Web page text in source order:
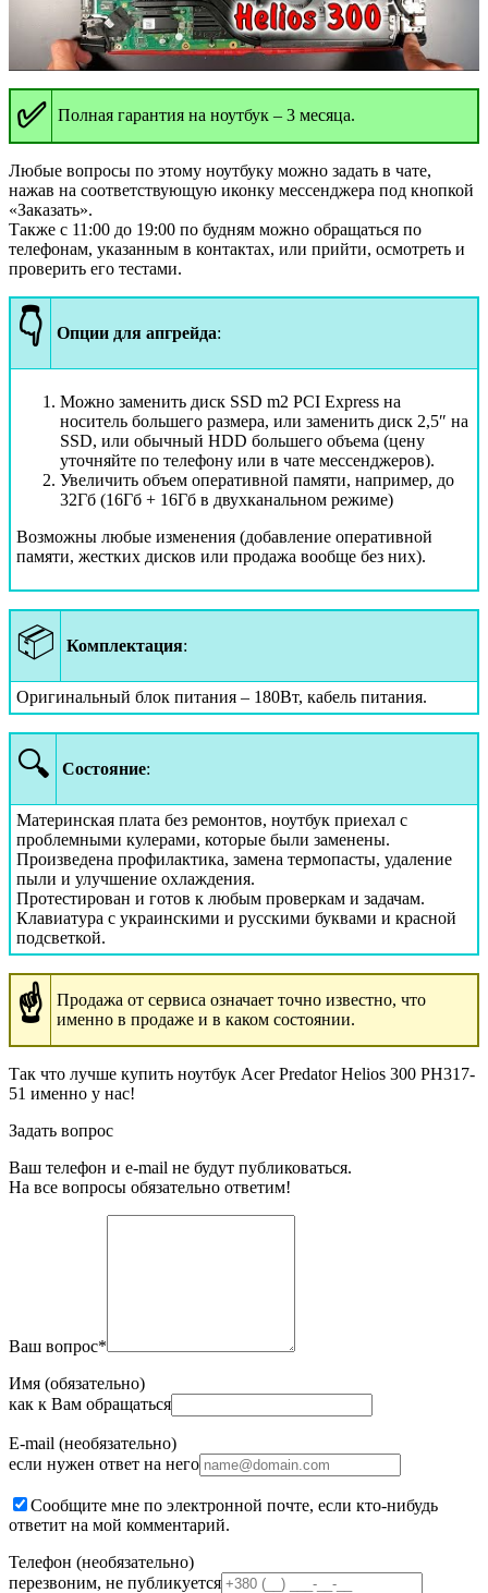
✅ Полная гарантия на ноутбук – 3 месяца.
Любые вопросы по этому ноутбуку можно задать в чате,
нажав на соответствующую иконку мессенджера под кнопкой
«Заказать».
Также с 11:00 до 19:00 по будням можно обращаться по
телефонам, указанным в контактах, или прийти, осмотреть и
проверить его тестами.
👇 Опции для апгрейда:
Можно заменить диск SSD m2 PCI Express на
носитель большего размера, или заменить диск 2,5″ на
SSD, или обычный HDD большего объема (цену
уточняйте по телефону или в чате мессенджеров).
Увеличить объем оперативной памяти, например, до
32Гб (16Гб + 16Гб в двухканальном режиме)
Возможны любые изменения (добавление оперативной
памяти, жестких дисков или продажа вообще без них).
📦 Комплектация:
Оригинальный блок питания – 180Вт, кабель питания.
🔍 Состояние:
Материнская плата без ремонтов, ноутбук приехал с
проблемными кулерами, которые были заменены.
Произведена профилактика, замена термопасты, удаление
пыли и улучшение охлаждения.
Протестирован и готов к любым проверкам и задачам.
Клавиатура с украинскими и русскими буквами и красной
подсветкой.
☝
Продажа от сервиса означает точно известно, что
именно в продаже и в каком состоянии.
Так что лучше купить ноутбук Acer Predator Helios 300 PH317-
51 именно у нас!
Задать вопрос
Ваш телефон и e-mail не будут публиковаться.
На все вопросы обязательно ответим!
Ваш вопрос*
Имя (обязательно)
как к Вам обращаться
E-mail (необязательно)
если нужен ответ на него
Сообщите мне по электронной почте, если кто-нибудь
ответит на мой комментарий.
Телефон (необязательно)
перезвоним, не публикуется